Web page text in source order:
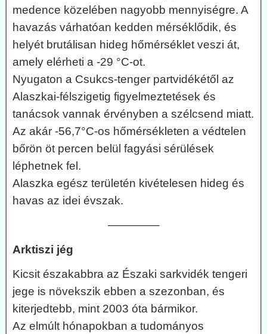
medence közelében nagyobb mennyiségre. A
havazás várhatóan kedden mérséklődik, és
helyét brutálisan hideg hőmérséklet veszi át,
amely elérheti a -29 °C-ot.
Nyugaton a Csukcs-tenger partvidékétől az
Alaszkai-félszigetig figyelmeztetések és
tanácsok vannak érvényben a szélcsend miatt.
Az akár -56,7°C-os hőmérsékleten a védtelen
bőrön öt percen belül fagyási sérülések
léphetnek fel.
Alaszka egész területén kivételesen hideg és
havas az idei évszak.
————–
Arktiszi jég
Kicsit északabbra az Északi sarkvidék tengeri
jege is növekszik ebben a szezonban, és
kiterjedtebb, mint 2003 óta bármikor.
Az elmúlt hónapokban a tudományos